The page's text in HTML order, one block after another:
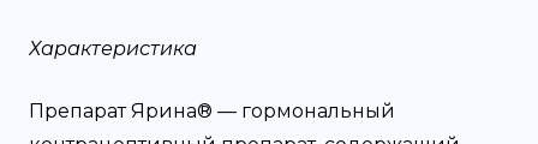
Характеристика
Препарат Ярина® — гормональный